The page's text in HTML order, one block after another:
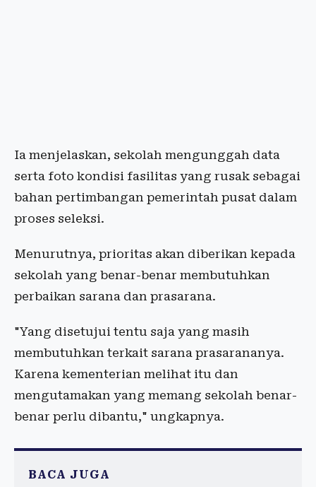
Ia menjelaskan, sekolah mengunggah data
serta foto kondisi fasilitas yang rusak sebagai
bahan pertimbangan pemerintah pusat dalam
proses seleksi.
Menurutnya, prioritas akan diberikan kepada
sekolah yang benar-benar membutuhkan
perbaikan sarana dan prasarana.
"Yang disetujui tentu saja yang masih
membutuhkan terkait sarana prasarananya.
Karena kementerian melihat itu dan
mengutamakan yang memang sekolah benar-
benar perlu dibantu," ungkapnya.
BACA JUGA